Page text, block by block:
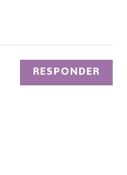
RESPONDER